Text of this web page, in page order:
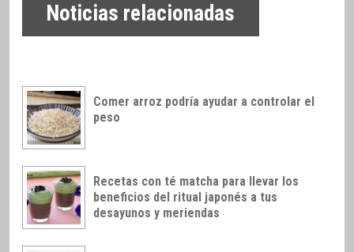
Noticias relacionadas
Comer arroz podría ayudar a controlar el
peso
Recetas con té matcha para llevar los
beneficios del ritual japonés a tus
desayunos y meriendas